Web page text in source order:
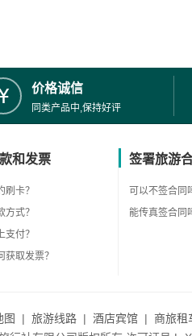
价格诚信
同类产品中,保持好评
和发票
刷卡？
方式？
支付？
获取发票？
签署旅游
可以不签合同
能传真签合同
图 | 旅游线路 | 酒店宾馆 | 商旅租